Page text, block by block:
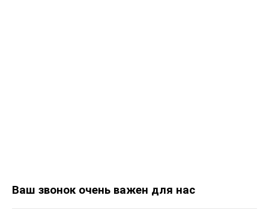
Ваш звонок очень важен для нас